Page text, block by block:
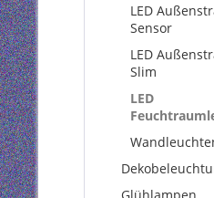
LED
Sensor
LED
Slim
LED